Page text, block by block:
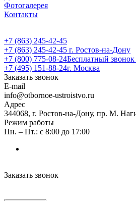
Фотогалерея
Контакты
+7 (863) 245-42-45
+7 (863) 245-42-45 г. Ростов-на-Дону
+7 (800) 775-08-24Бесплатный
+7 (495) 151-88-24г. Москва
Заказать звонок
E-mail
info@otbornoe-ustroistvo.ru
Адрес
344068, г. Ростов-на-Дону, пр. М.
Режим работы
Пн. – Пт.: с 8:00 до 17:00
Заказать звонок